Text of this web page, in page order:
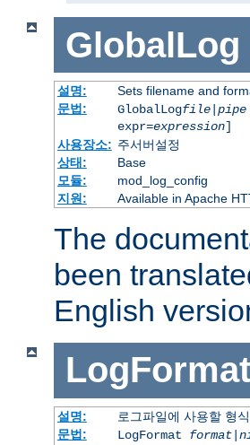
GlobalLog
설명:
Sets filename and
문법:
GlobalLogfile| pipe
expr=expression]
사용장소: 주서버설정
상태:
Base
모듈:
mod_log_config
지원:
Available in Apache
The
been
English
LogFormat
설명:
로그파일에 사용할 형
문법:
LogFormat format|